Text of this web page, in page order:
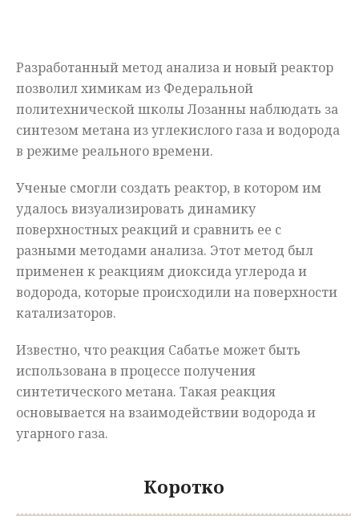
Разработанный метод анализа и новый реактор
позволил химикам из Федеральной
политехнической школы Лозанны наблюдать за
синтезом метана из углекислого газа и водорода
в режиме реального времени.
Ученые смогли создать реактор, в котором им
удалось визуализировать динамику
поверхностных реакций и сравнить ее с
разными методами анализа. Этот метод был
применен к реакциям диоксида углерода и
водорода, которые происходили на поверхности
катализаторов.
Известно, что реакция Сабатье может быть
использована в процессе получения
синтетического метана. Такая реакция
основывается на взаимодействии водорода и
угарного газа.
Коротко